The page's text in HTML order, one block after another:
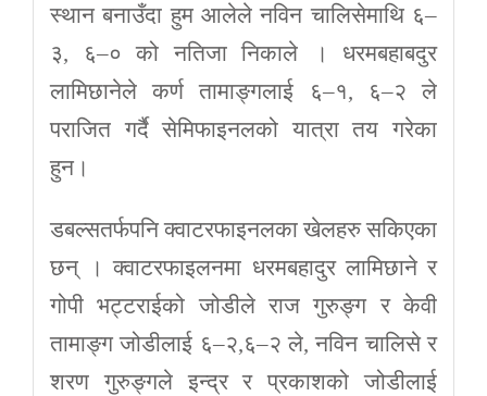
स्थान बनाउँदा हुम आलेले नविन चालिसेमाथि ६–
३, ६–० को नतिजा निकाले । धरमबहाबदुर
लामिछानेले कर्ण तामाङ्गलाई ६–१, ६–२ ले
पराजित गर्दै सेमिफाइनलको यात्रा तय गरेका
हुन।
डबल्सतर्फपनि क्वाटरफाइनलका खेलहरु सकिएका
छन् । क्वाटरफाइलनमा धरमबहादुर लामिछाने र
गोपी भट्टराईको जोडीले राज गुरुङ्ग र केवी
तामाङ्ग जोडीलाई ६–२,६–२ ले, नविन चालिसे र
शरण गुरुङ्गले इन्द्र र प्रकाशको जोडीलाई